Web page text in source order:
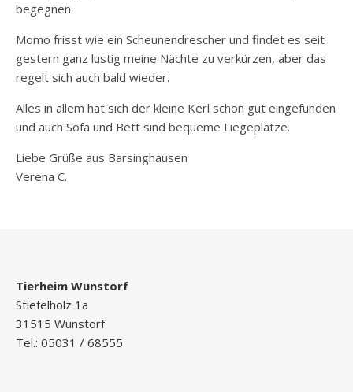
begegnen.
Momo frisst wie ein Scheunendrescher und findet es seit
gestern ganz lustig meine Nächte zu verkürzen, aber das
regelt sich auch bald wieder.
Alles in allem hat sich der kleine Kerl schon gut eingefunden
und auch Sofa und Bett sind bequeme Liegeplätze.
Liebe Grüße aus Barsinghausen
Verena C.
Tierheim Wunstorf
Stiefelholz 1a
31515 Wunstorf
Tel.: 05031 / 68555